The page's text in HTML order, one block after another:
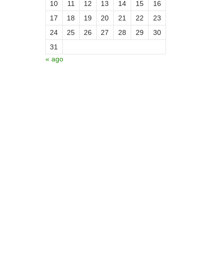
10
11 12 13 14 15
16
17
18 19 20 21 22
23
24
25 26 27 28 29
30
31
« ago